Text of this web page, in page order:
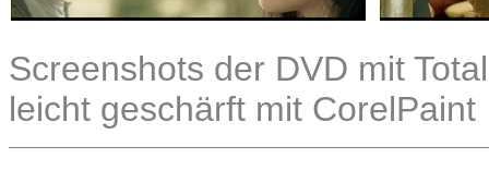
Screenshots der DVD mit
leicht geschärft mit CorelPaint